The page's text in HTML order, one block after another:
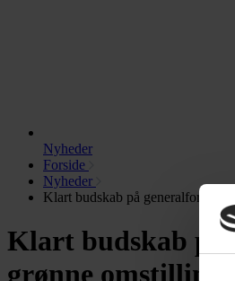
Nyheder
Forside
Nyheder
Klart budskab på
Klart budskab på
grønne omstilling